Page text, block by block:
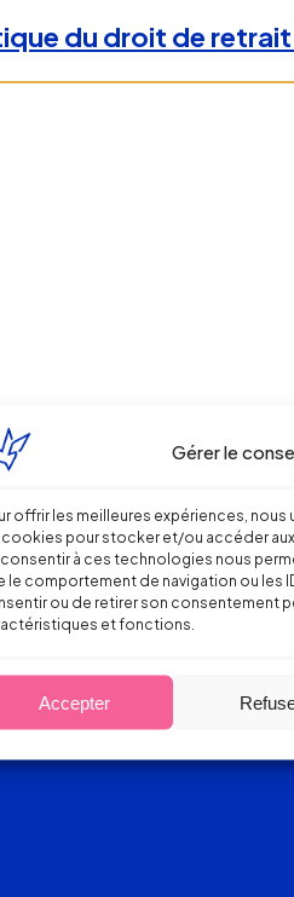
Gérer le
offrir les meilleures expériences,
cookies pour stocker et/ou accéder
à ces technologies nous
le comportement de navigation ou les
ou de retirer son consentement
et fonctions.
Accepter
du droit de retrait